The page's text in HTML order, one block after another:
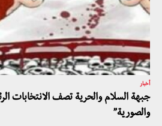
أخبار
جبهة السلام والحرية تصف الانتخابات
والصورية”